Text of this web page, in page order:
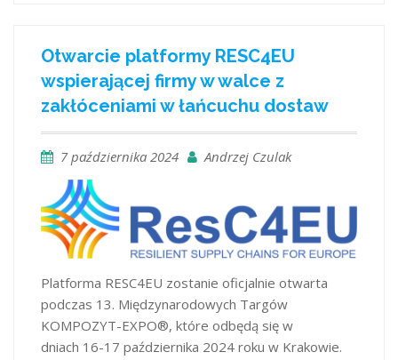
Otwarcie platformy RESC4EU
wspierającej firmy w walce z
zakłóceniami w łańcuchu dostaw
7 października 2024 Andrzej Czulak
Platforma RESC4EU zostanie oficjalnie otwarta
podczas 13. Międzynarodowych Targów
KOMPOZYT-EXPO®, które odbędą się w
dniach 16-17 października 2024 roku w Krakowie.